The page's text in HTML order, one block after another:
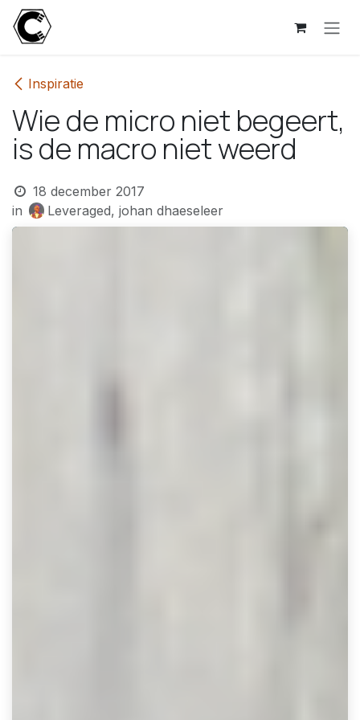
Overslaan naar inhoud
Inspiratie
Wie de micro niet begeert,
is de macro niet weerd
18 december 2017
in
Leveraged, johan dhaeseleer